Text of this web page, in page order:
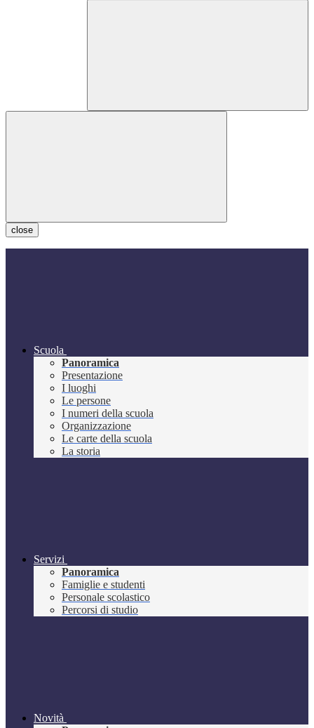
close
Scuola
Panoramica
Presentazione
I luoghi
Le persone
I numeri della scuola
Organizzazione
Le carte della scuola
La storia
Servizi
Panoramica
Famiglie e studenti
Personale scolastico
Percorsi di studio
Novità